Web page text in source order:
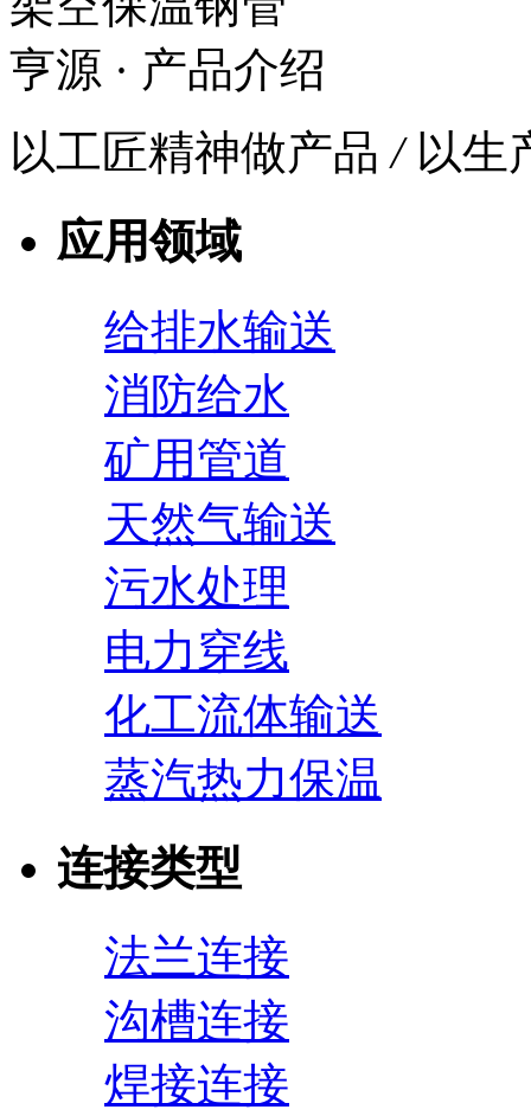
亨源 · 产品介绍
以工匠精神做产品/以生
应用领域
给排水输送
消防给水
矿用管道
天然气输送
污水处理
电力穿线
化工流体输送
蒸汽热力保温
连接类型
法兰连接
沟槽连接
焊接连接